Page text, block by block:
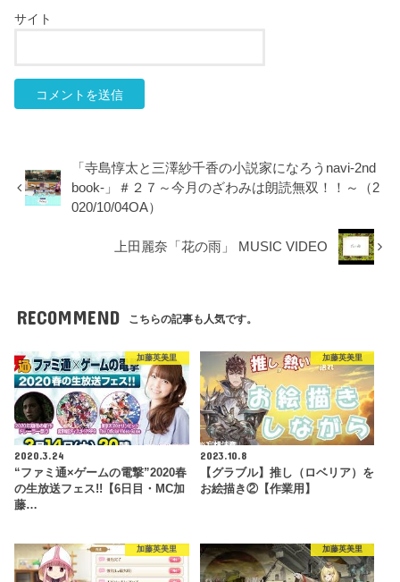
サイト
「寺島惇太と三澤紗千香の小説家になろうnavi-2nd
book-」＃２７～今月のざわみは朗読無双！！～（2
020/10/04OA）
上田麗奈「花の雨」 MUSIC VIDEO
RECOMMEND こちらの記事も人気です。
加藤英美里
2020.3.24
“ファミ通×ゲームの電撃”2020春
の生放送フェス!!【6日目・MC加
藤…
加藤英美里
2023.10.8
【グラブル】推し（ロベリア）を
お絵描き②【作業用】
加藤英美里 加藤英美里